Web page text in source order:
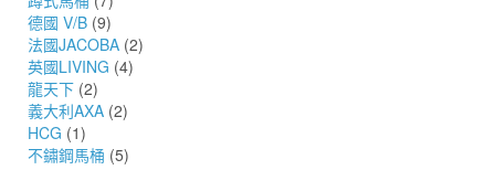
德國 V/B (9)
法國JACOBA (2)
英國LIVING (4)
龍天下 (2)
義大利AXA (2)
HCG (1)
不鏽鋼馬桶 (5)